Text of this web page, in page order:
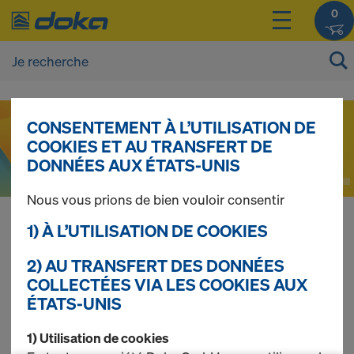
0
D
o
k
O
Coffrage & échafaudage
Achetez simplement &
rapidement en ligne.
CONSENTEMENT À L’UTILISATION DE
COOKIES ET AU TRANSFERT DE
DONNÉES AUX ÉTATS-UNIS
Nous vous prions de bien vouloir consentir
1) À L’UTILISATION DE COOKIES
2) AU TRANSFERT DES DONNÉES
COLLECTÉES VIA LES COOKIES AUX
ÉTATS-UNIS
1) Utilisation de cookies